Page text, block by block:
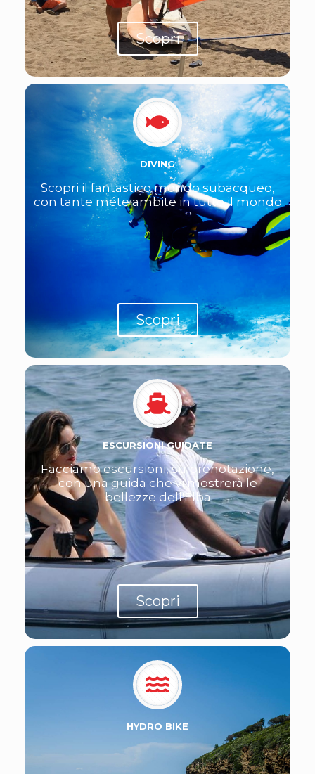
Scopri
DIVING
Scopri il fantastico mondo subacqueo,
con tante méte ambite in tutto il mondo
Scopri
ESCURSIONI GUIDATE
Facciamo escursioni, su prenotazione,
con una guida che vi mostrerà le
bellezze dell'Elba
Scopri
HYDRO BIKE